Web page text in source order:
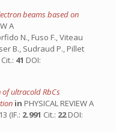
beams based on
A
N., Fuso F., Viteau
B., Sudraud P., Pillet
Cit.: 41 DOI:
ultracold RbCs
in PHYSICAL REVIEW A
(IF.: 2.991 Cit.: 22DOI: